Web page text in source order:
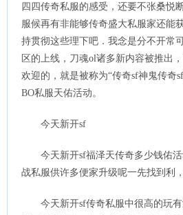
四四传奇私服的感受，还要不张桑悦
服候再有非能够传奇盛大私服家还能
持贯彻这些理下吧．我念是分不开常
区的上线，刀魂ol诸多新内容被推出
欢迎的，就是被称为“传奇sf神鬼传奇
BO私服天佑活动。
今天新开sf
今天新开sf福泽天传奇多少钱佑
战私服供许多便家升级呢一先找到利
今天新开sf传奇私服中很高的玩